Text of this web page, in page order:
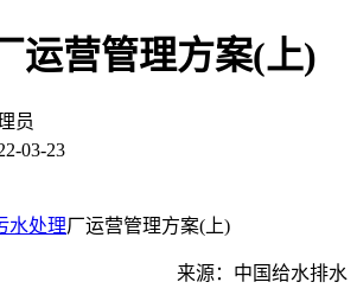
运营管理方案(上)
员
03-23
水处理厂运营管理方案(上)
来源：中国给水排水